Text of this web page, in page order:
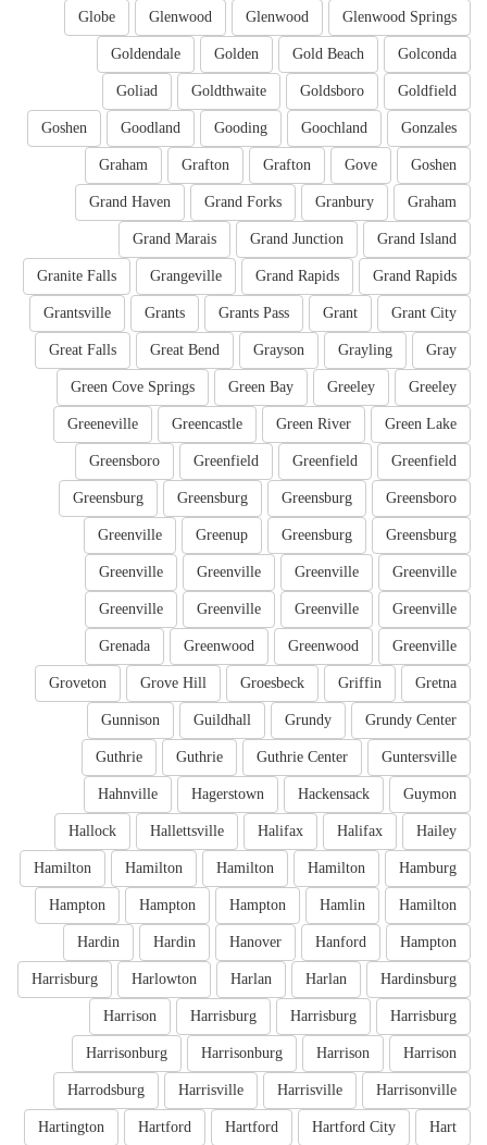
Glenwood Springs
Glenwood
Glenwood
Globe
Golconda
Gold Beach
Golden
Goldendale
Goldfield
Goldsboro
Goldthwaite
Goliad
Gonzales
Goochland
Gooding
Goodland
Goshen
Goshen
Gove
Grafton
Grafton
Graham
Graham
Granbury
Grand Forks
Grand Haven
Grand Island
Grand Junction
Grand Marais
Grand Rapids
Grand Rapids
Grangeville
Granite Falls
Grant City
Grant
Grants Pass
Grants
Grantsville
Gray
Grayling
Grayson
Great Bend
Great Falls
Greeley
Greeley
Green Bay
Green Cove Springs
Green Lake
Green River
Greencastle
Greeneville
Greenfield
Greenfield
Greenfield
Greensboro
Greensboro
Greensburg
Greensburg
Greensburg
Greensburg
Greensburg
Greenup
Greenville
Greenville
Greenville
Greenville
Greenville
Greenville
Greenville
Greenville
Greenville
Greenville
Greenwood
Greenwood
Grenada
Gretna
Griffin
Groesbeck
Grove Hill
Groveton
Grundy Center
Grundy
Guildhall
Gunnison
Guntersville
Guthrie Center
Guthrie
Guthrie
Guymon
Hackensack
Hagerstown
Hahnville
Hailey
Halifax
Halifax
Hallettsville
Hallock
Hamburg
Hamilton
Hamilton
Hamilton
Hamilton
Hamilton
Hamlin
Hampton
Hampton
Hampton
Hampton
Hanford
Hanover
Hardin
Hardin
Hardinsburg
Harlan
Harlan
Harlowton
Harrisburg
Harrisburg
Harrisburg
Harrisburg
Harrison
Harrison
Harrison
Harrisonburg
Harrisonburg
Harrisonville
Harrisville
Harrisville
Harrodsburg
Hart
Hartford City
Hartford
Hartford
Hartington